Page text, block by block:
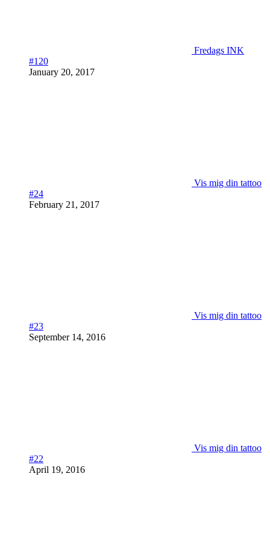
Fredags INK
#120
January 20, 2017
Vis mig din tattoo
#24
February 21, 2017
Vis mig din tattoo
#23
September 14, 2016
Vis mig din tattoo
#22
April 19, 2016